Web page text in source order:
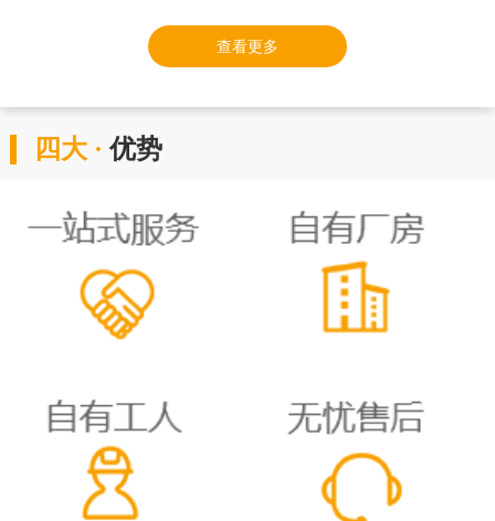
查看更多
四大 ·优势